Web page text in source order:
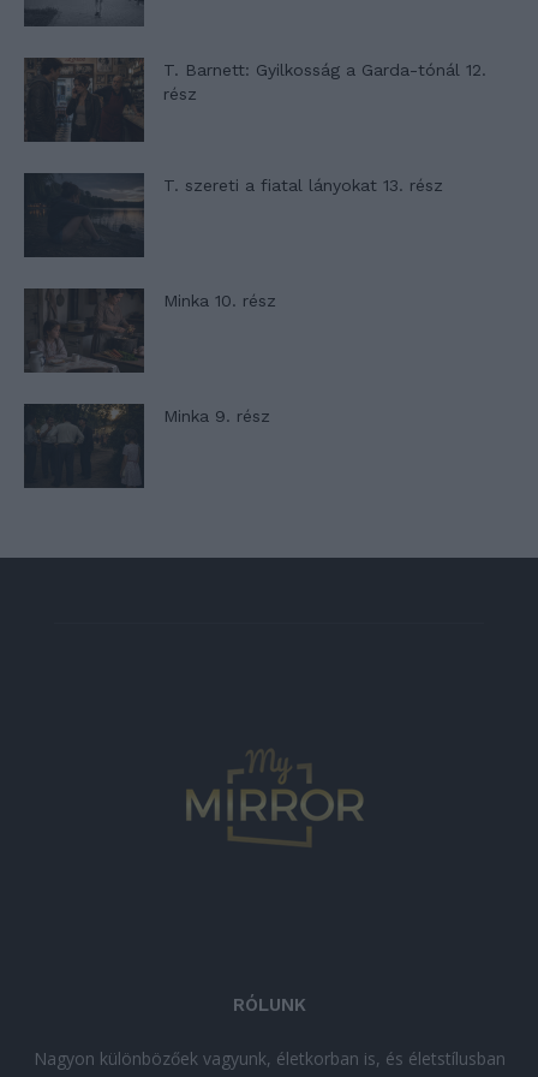
T. Barnett: Gyilkosság a Garda-tónál 12.
rész
T. szereti a fiatal lányokat 13. rész
Minka 10. rész
Minka 9. rész
RÓLUNK
Nagyon különbözőek vagyunk, életkorban is, és életstílusban